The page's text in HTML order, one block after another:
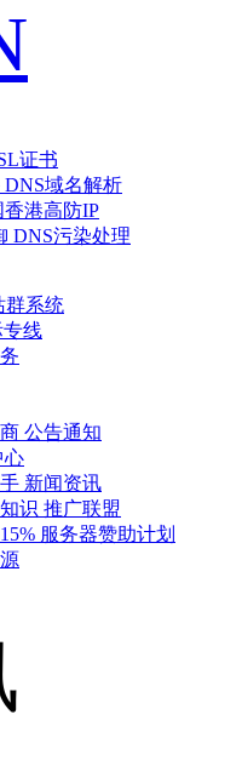
证书
DNS域名解析
香港高防IP
DNS污染处理
群系统
专线
公告通知
心
新闻资讯
识 推广联盟
服务器赞助计划